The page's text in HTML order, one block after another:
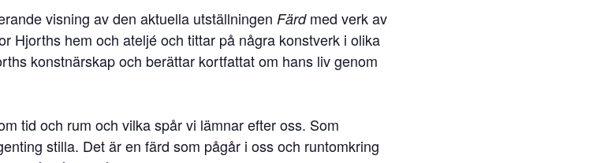
visning av den aktuella utställningen Färdmed verk av
Hjorths hem och ateljé och tittar på några konstverk i olika
konstnärskap och berättar kortfattat om hans liv genom
tid och rum och vilka spår vi lämnar efter oss. Som
stilla. Det är en färd som pågår i oss och runtomkring